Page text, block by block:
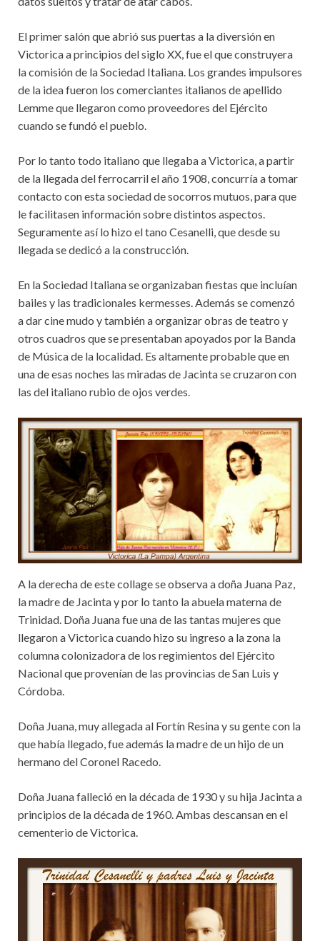
El primer salón que abrió sus puertas a la diversión en
Victorica a principios del siglo XX, fue el que construyera
la comisión de la Sociedad Italiana. Los grandes impulsores
de la idea fueron los comerciantes italianos de apellido
Lemme que llegaron como proveedores del Ejército
cuando se fundó el pueblo.
Por lo tanto todo italiano que llegaba a Victorica, a partir
de la llegada del ferrocarril el año 1908, concurría a tomar
contacto con esta sociedad de socorros mutuos, para que
le facilitasen información sobre distintos aspectos.
Seguramente así lo hizo el tano Cesanelli, que desde su
llegada se dedicó a la construcción.
En la Sociedad Italiana se organizaban fiestas que incluían
bailes y las tradicionales kermesses. Además se comenzó
a dar cine mudo y también a organizar obras de teatro y
otros cuadros que se presentaban apoyados por la Banda
de Música de la localidad. Es altamente probable que en
una de esas noches las miradas de Jacinta se cruzaron con
las del italiano rubio de ojos verdes.
A la derecha de este collage se observa a doña Juana Paz,
la madre de Jacinta y por lo tanto la abuela materna de
Trinidad. Doña Juana fue una de las tantas mujeres que
llegaron a Victorica cuando hizo su ingreso a la zona la
columna colonizadora de los regimientos del Ejército
Nacional que provenían de las provincias de San Luis y
Córdoba.
Doña Juana, muy allegada al Fortín Resina y su gente con la
que había llegado, fue además la madre de un hijo de un
hermano del Coronel Racedo.
Doña Juana falleció en la década de 1930 y su hija Jacinta a
principios de la década de 1960. Ambas descansan en el
cementerio de Victorica.